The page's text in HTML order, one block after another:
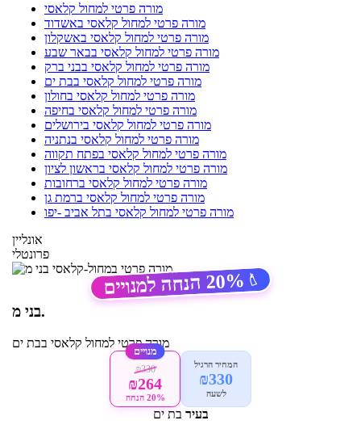
מורה פרטי למחול קלאסי
מורה פרטי למחול קלאסי באשדוד
מורה פרטי למחול קלאסי באשקלון
מורה פרטי למחול קלאסי בבאר שבע
מורה פרטי למחול קלאסי בבני ברק
מורה פרטי למחול קלאסי בבת ים
מורה פרטי למחול קלאסי בחולון
מורה פרטי למחול קלאסי בחיפה
מורה פרטי למחול קלאסי בירושלים
מורה פרטי למחול קלאסי בנתניה
מורה פרטי למחול קלאסי בפתח תקווה
מורה פרטי למחול קלאסי בראשון לציון
מורה פרטי למחול קלאסי ברחובות
מורה פרטי למחול קלאסי ברמת גן
מורה פרטי למחול קלאסי בתל אביב -יפו
אונליין
פרונטלי
🏷️
20%
הנחה למנויים
בני מ.
מורה פרטי למחול קלאסי בבת ים
המחיר הרגיל
₪330
לשעה
מנויים
₪330
₪264
20% הנחה
בעיר בת ים